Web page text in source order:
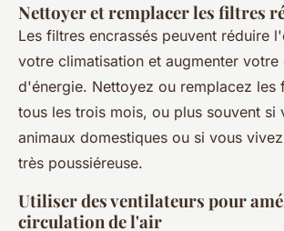
Nettoyer et remplacer les filtres
Les filtres encrassés peuvent réduire
votre climatisation et augmenter votre
d'énergie. Nettoyez ou remplacez les
tous les trois mois, ou plus souvent si
animaux domestiques ou si vous
très poussiéreuse.
Utiliser des ventilateurs pour
circulation de l'air